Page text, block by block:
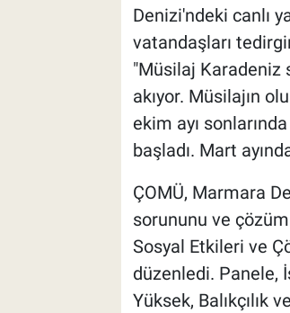
Denizi'ndeki canlı
vatandaşları
"Müsilaj Karadeniz
akıyor. Müsilajın
ekim ayı
başladı. Mart
ÇOMÜ, Marmara
sorununu ve
Sosyal Etkileri ve
düzenledi. Panele,
Yüksek, Balıkçılık